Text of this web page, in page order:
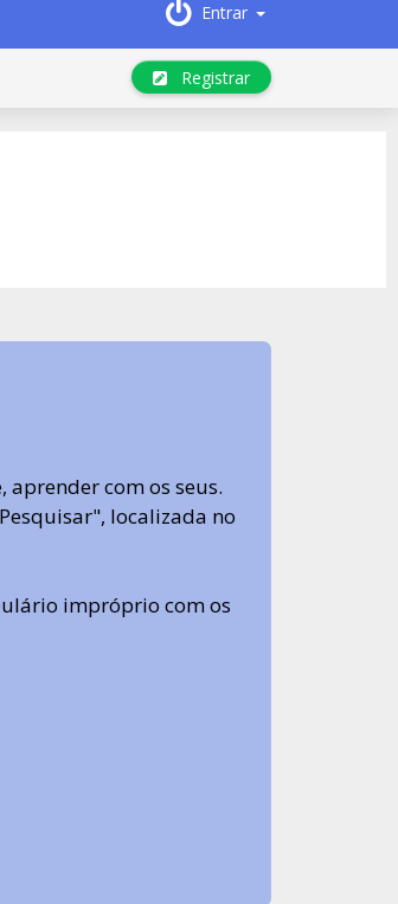
Entrar
Registrar
com os seus.
localizada no
impróprio com os